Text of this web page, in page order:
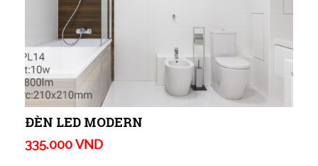
ĐÈN LED MODERN
335.000 VND